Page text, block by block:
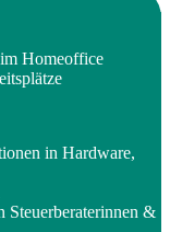
Homeoffice
in Hardware,
Steuerberaterinnen &